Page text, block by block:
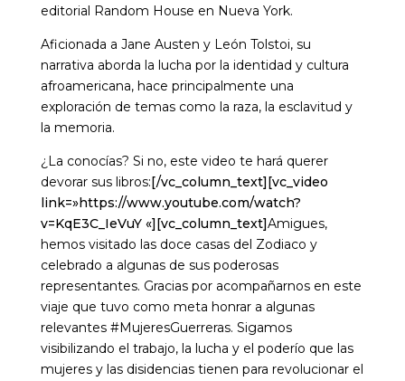
editorial Random House en Nueva York.
Aficionada a Jane Austen y León Tolstoi, su
narrativa aborda la lucha por la identidad y cultura
afroamericana, hace principalmente una
exploración de temas como la raza, la esclavitud y
la memoria.
¿La conocías? Si no, este video te hará querer
devorar sus libros: [/vc_column_text][vc_video
link=»https://www.youtube.com/watch?
v=KqE3C_IeVuY «][vc_column_text]Amigues,
hemos visitado las doce casas del Zodiaco y
celebrado a algunas de sus poderosas
representantes. Gracias por acompañarnos en este
viaje que tuvo como meta honrar a algunas
relevantes #MujeresGuerreras. Sigamos
visibilizando el trabajo, la lucha y el poderío que las
mujeres y las disidencias tienen para revolucionar el